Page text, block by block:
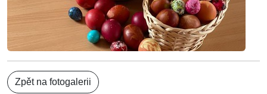
Zpět na fotogalerii